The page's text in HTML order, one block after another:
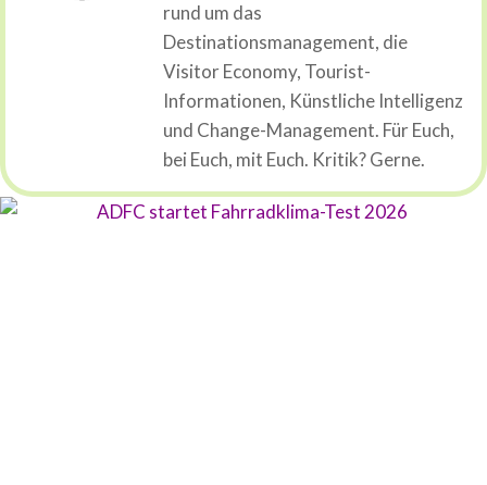
rund um das
Destinationsmanagement, die
Visitor Economy, Tourist-
Informationen, Künstliche Intelligenz
und Change-Management. Für Euch,
bei Euch, mit Euch. Kritik? Gerne.